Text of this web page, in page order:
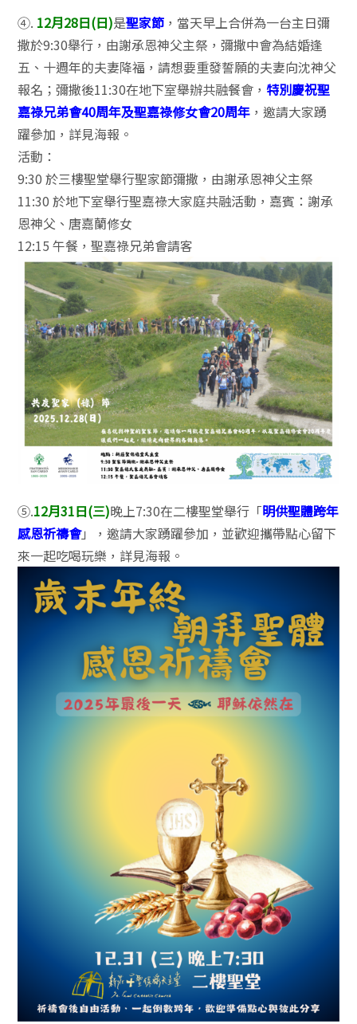
④. 12月28日(日)是聖家節 ，當天早上合併為一台主日彌
撒於9:30舉行，由謝承恩神父主祭，彌撒中會為結婚逢
五、十週年的夫妻降福，請想要重發誓願的夫妻向沈神父
報名；彌撒後11:30在地下室舉辦共融餐會，特別慶祝聖
嘉祿兄弟會40周年及聖嘉祿修女會20周年 ，邀請大家踴
躍參加，詳見海報。
活動：
9:30 於三樓聖堂舉行聖家節彌撒，由謝承恩神父主祭
11:30 於地下室舉行聖嘉祿大家庭共融活動，嘉賓：謝承
恩神父、唐嘉蘭修女
12:15 午餐，聖嘉祿兄弟會請客
⑤.12月31日(三)晚上7:30在二樓聖堂舉行「明供聖體跨年
感恩祈禱會」，邀請大家踴躍參加，並歡迎攜帶點心留下
來一起吃喝玩樂，詳見海報。